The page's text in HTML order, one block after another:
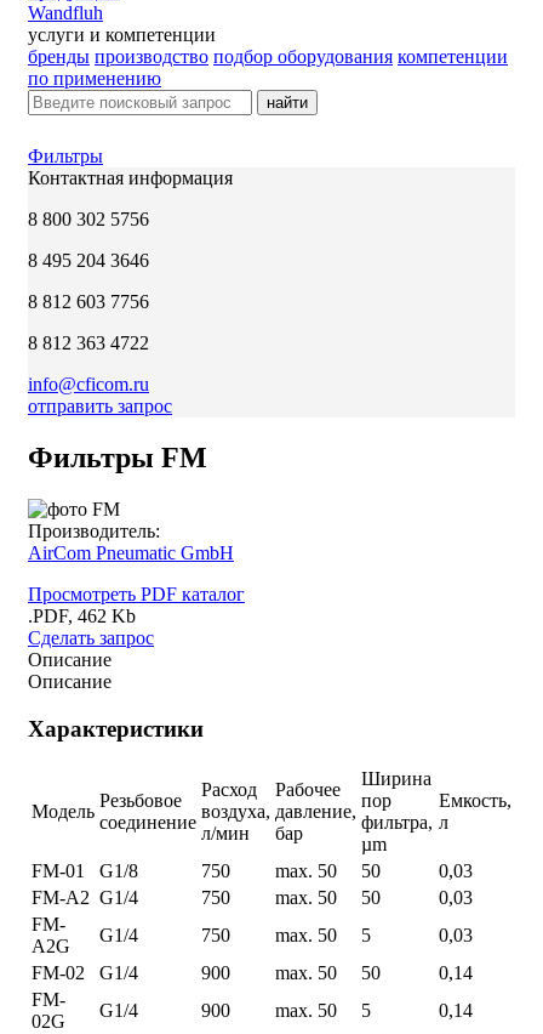
Wandfluh
услуги и компетенции
бренды производство подбор оборудования компетенции
по применению
найти
Фильтры
Контактная информация
8 800 302 5756
8 495 204 3646
8 812 603 7756
8 812 363 4722
info@cficom.ru
отправить запрос
Фильтры FM
Производитель:
AirCom Pneumatic GmbH
Просмотреть PDF каталог
.PDF, 462 Kb
Сделать запрос
Описание
Описание
Характеристики
Модель
Резьбовое
соединение
Расход
воздуха,
л/мин
Рабочее
давление,
бар
Ширина
пор
фильтра,
µm
Емкость,
л
FM-01 G1/8 750 max. 50 50
0,03
FM-A2 G1/4 750 max. 50 50
0,03
FM-
A2G
G1/4 750 max. 50 5
0,03
FM-02
G1/4 900 max. 50 50
0,14
FM-
02G
G1/4 900 max. 50 5
0,14